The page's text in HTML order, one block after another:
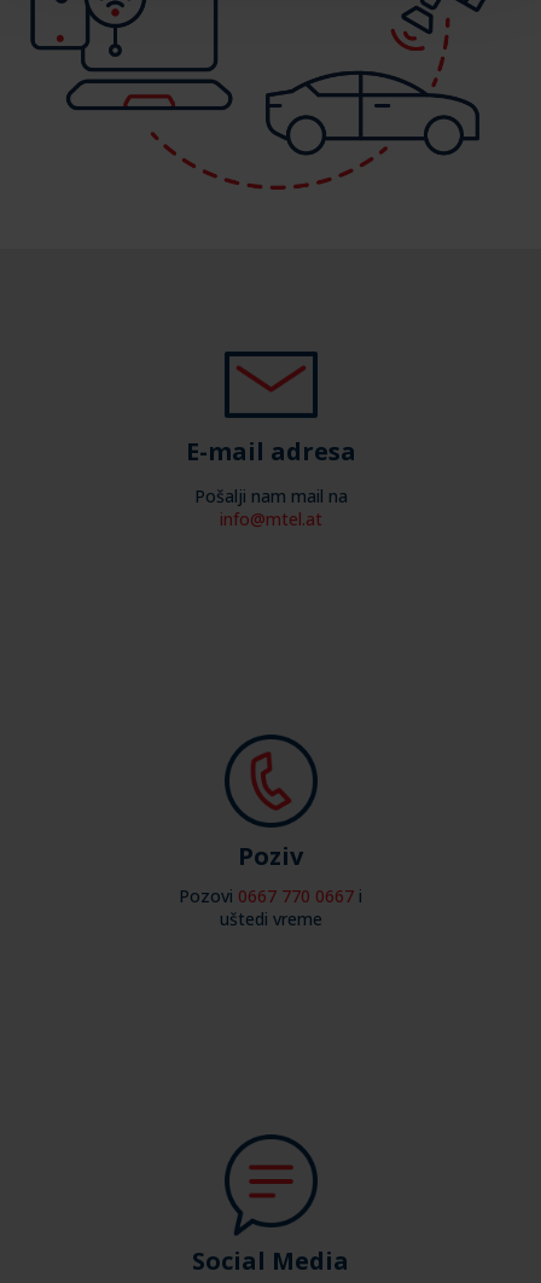
widerrufen bzw. unter
Cookie-Einstellungenangepasst
werden.
Datenschutzerklärung
E-mail adresa
Pošalji nam mail na
info@mtel.at
Poziv
Pozovi 0667 770 0667 i
uštedi vreme
Social Media